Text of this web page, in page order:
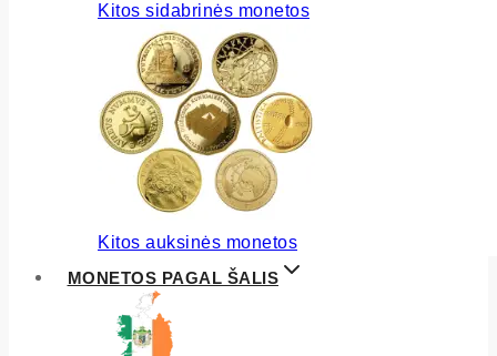
Kitos sidabrinės monetos
Kitos auksinės monetos
MONETOS PAGAL ŠALIS